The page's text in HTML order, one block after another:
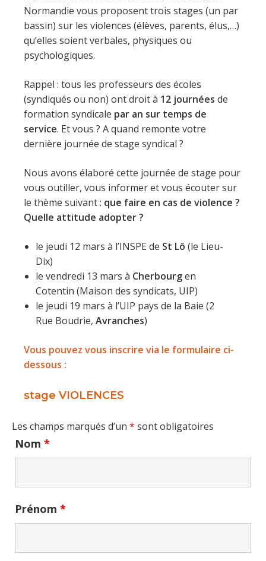
Normandie vous proposent trois stages (un par
bassin) sur les violences (élèves, parents, élus,…)
qu’elles soient verbales, physiques ou
psychologiques.
Rappel : tous les professeurs des écoles
(syndiqués ou non) ont droit à 12 journées de
formation syndicale par an sur temps de
service. Et vous ? A quand remonte votre
dernière journée de stage syndical ?
Nous avons élaboré cette journée de stage pour
vous outiller, vous informer et vous écouter sur
le thème suivant : que faire en cas de violence ?
Quelle attitude adopter ?
le jeudi 12 mars à l’INSPE de St Lô (le Lieu-
Dix)
le vendredi 13 mars à Cherbourgen
Cotentin (Maison des syndicats, UIP)
le jeudi 19 mars à l’UIP pays de la Baie (2
Rue Boudrie, Avranches)
Vous pouvez vous inscrire via le formulaire ci-
dessous :
stage VIOLENCES
Les champs marqués d’un * sont obligatoires
Nom *
Prénom *